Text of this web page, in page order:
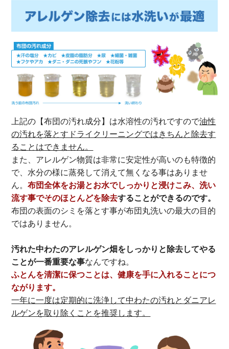
上記の【布団の汚れ成分】は水溶性の汚れですので油性
の汚れを落とすドライクリーニングではきちんと除去す
ることはできません。
また、アレルゲン物質は非常に安定性が高いのも特徴的
で、水分の様に蒸発して消えて無くなる事はありませ
ん。布団全体をお湯とお水でしっかりと浸けこみ、洗い
流す事でそのほとんどを除去することができるのです。
布団の表面のシミを落とす事が布団丸洗いの最大の目的
ではありません。
汚れた中わたのアレルゲン畑をしっかりと除去してやる
ことが一番重要な事なんですね。
ふとんを清潔に保つことは、健康を手に入れることにつ
ながります。
一年に一度は定期的に洗浄して中わたの汚れとダニアレ
ルゲンを取り除くことを推奨します。